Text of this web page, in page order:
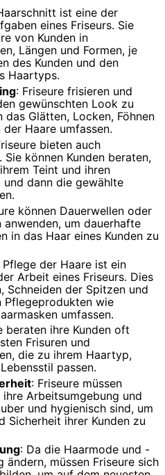
ist eine der
eines Friseurs. Sie
von Kunden in
Längen und Formen, je
des Kunden und den
Haartyps.
: Friseure frisieren und
gewünschten Look zu
das Glätten, Locken, Föhnen
Haare umfassen.
bieten auch
Sie können Kunden beraten,
Teint und ihren
und dann die gewählte
können Dauerwellen oder
um dauerhafte
in das Haar eines Kunden zu
der Haare ist ein
Arbeit eines Friseurs. Dies
Schneiden der Spitzen und
Pflegeprodukten wie
umfassen.
beraten ihre Kunden oft
Frisuren und
die zu ihrem Haartyp,
passen.
: Friseure müssen
Arbeitsumgebung und
und hygienisch sind, um
Sicherheit ihrer Kunden zu
: Da die Haarmode und -
ändern, müssen Friseure sich